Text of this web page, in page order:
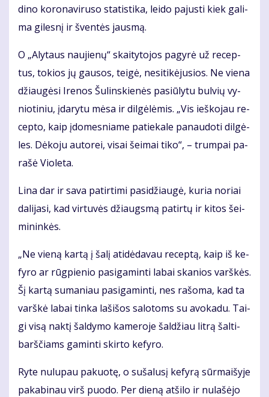
di­no ko­ro­na­vi­ru­so sta­tis­ti­ka, lei­do pa­jus­ti kiek ga­li­
ma gi­les­nį ir šven­tės jaus­mą.
O „Aly­taus nau­jie­nų“ skai­ty­to­jos pa­gy­rė už re­cep­
tus, to­kios jų gau­sos, tei­gė, ne­si­ti­kė­ju­sios. Ne vie­na
džiau­gė­si Ire­nos Šu­lins­kie­nės pa­siū­ly­tu bul­vių vy­
nio­ti­niu, įda­ry­tu mė­sa ir dil­gė­lė­mis. „Vis ieš­ko­jau re­
cep­to, kaip įdo­mes­nia­me pa­tie­ka­le pa­nau­do­ti dil­gė­
les. Dė­ko­ju au­to­rei, vi­sai šei­mai ti­ko“, – trum­pai pa­
ra­šė Vio­le­ta.
Li­na dar ir sa­va pa­tir­ti­mi pa­si­džiau­gė, ku­ria no­riai
da­li­ja­si, kad vir­tu­vės džiaugs­mą pa­tir­tų ir ki­tos šei­
mi­nin­kės.
„Ne vie­ną kar­tą į ša­lį ati­dė­da­vau re­cep­tą, kaip iš ke­
fy­ro ar rūg­pie­nio pa­si­ga­min­ti la­bai ska­nios varš­kės.
Šį kar­tą su­ma­niau pa­si­ga­min­ti, nes ra­šo­ma, kad ta
varš­kė la­bai tin­ka la­ši­šos sa­lo­toms su avo­ka­du. Tai­
gi vi­są nak­tį šal­dy­mo ka­me­ro­je šal­džiau lit­rą šal­ti­
barš­čiams ga­min­ti skir­to ke­fy­ro.
Ry­te nu­lu­pau pa­kuo­tę, o su­ša­lu­sį ke­fy­rą sūr­mai­šy­je
pa­ka­bi­nau virš puo­do. Per die­ną at­ši­lo ir nu­la­šė­jo